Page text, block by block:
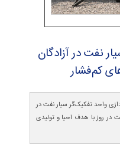
نفت در آزادگان
كم‌فشار
واحد تفکیک‌گر سیار نفت در
در روز با هدف احیا و تولیدی